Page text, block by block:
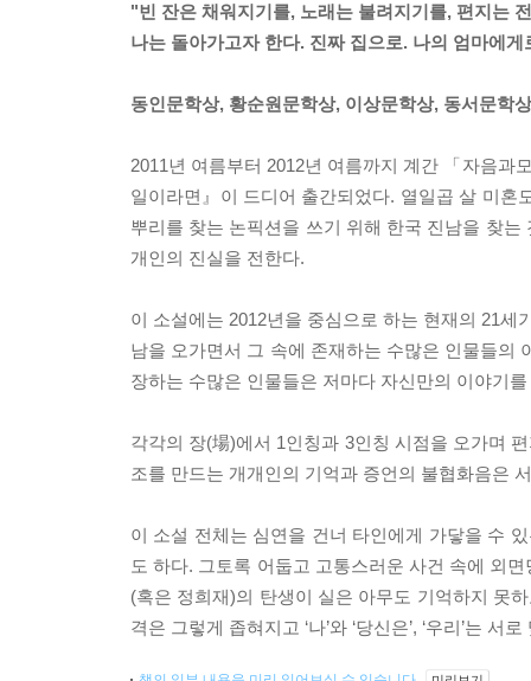
"빈 잔은 채워지기를, 노래는 불려지기를, 편지는
나는 돌아가고자 한다. 진짜 집으로. 나의 엄마에게
동인문학상, 황순원문학상, 이상문학상, 동서문학
2011년 여름부터 2012년 여름까지 계간 「자음과
일이라면』이 드디어 출간되었다. 열일곱 살 미혼
뿌리를 찾는 논픽션을 쓰기 위해 한국 진남을 찾
개인의 진실을 전한다.
이 소설에는 2012년을 중심으로 하는 현재의 21
남을 오가면서 그 속에 존재하는 수많은 인물들의
장하는 수많은 인물들은 저마다 자신만의 이야기
각각의 장(場)에서 1인칭과 3인칭 시점을 오가며
조를 만드는 개개인의 기억과 증언의 불협화음은
이 소설 전체는 심연을 건너 타인에게 가닿을 수
도 하다. 그토록 어둡고 고통스러운 사건 속에 외
(혹은 정희재)의 탄생이 실은 아무도 기억하지 못
격은 그렇게 좁혀지고 ‘나’와 ‘당신은’, ‘우리’는 서